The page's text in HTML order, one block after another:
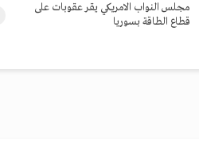
مجلس النواب الامريكي يقر عقوبات على
قطاع الطاقة بسوريا